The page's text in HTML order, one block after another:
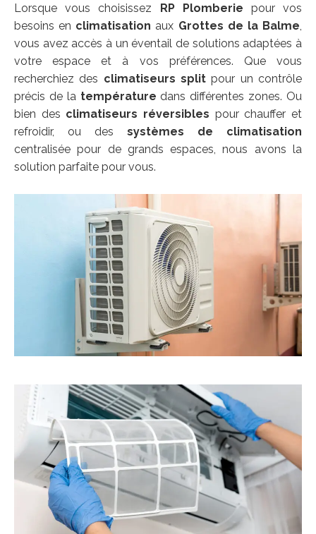
Lorsque vous choisissez RP Plomberie pour vos
besoins en climatisation aux Grottes de la Balme,
vous avez accès à un éventail de solutions adaptées à
votre espace et à vos préférences. Que vous
recherchiez des climatiseurs split pour un contrôle
précis de la température dans différentes zones. Ou
bien des climatiseurs réversibles pour chauffer et
refroidir, ou des systèmes de climatisation
centralisée pour de grands espaces, nous avons la
solution parfaite pour vous.